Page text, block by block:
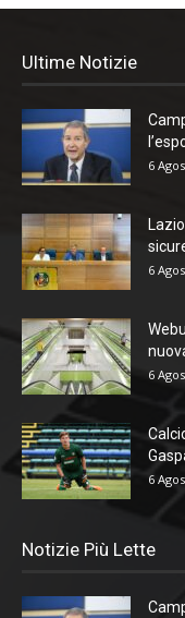
Ultime Notizie
6
6
6
6
Notizie Più Lette